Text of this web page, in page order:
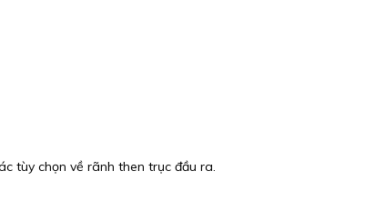
tùy chọn về rãnh then trục đầu ra.